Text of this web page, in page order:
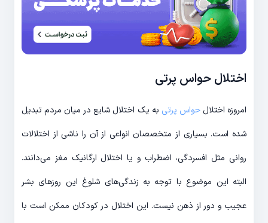
اختلال حواس پرتی
امروزه اختلالحواس پرتی به یک اختلال شایع در میان مردم تبدیل
شده است. بسیاری از متخصصان انواعی از آن را ناشی از اختلالات
روانی مثل افسردگی، اضطراب و یا اختلال ارگانیک مغز می‌دانند.
البته این موضوع با توجه به زندگی‌های شلوغ این روزهای بشر
عجیب و دور از ذهن نیست. این اختلال در کودکان ممکن است با